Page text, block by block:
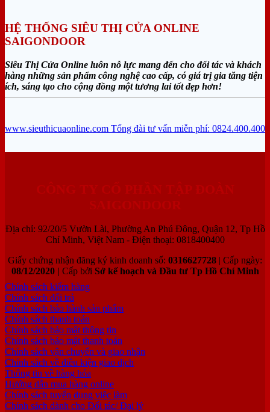
HỆ THỐNG SIÊU THỊ CỬA ONLINE
SAIGONDOOR
Siêu Thị Cửa Online luôn nỗ lực mang đến cho đối tác và khách
hàng những sản phẩm công nghệ cao cấp, có giá trị gia tăng tiện
ích, sáng tạo cho cộng đồng một tương lai tốt đẹp hơn!
www.sieuthicuaonline.com Tổng đài tư vấn miễn phí: 0824.400.400
Địa chỉ: 92/20/5 Vườn Lài, Phường An Phú Đông, Quận 12, Tp Hồ
Chí Minh, Việt Nam - Điện thoại: 0818400400
Giấy chứng nhận đăng ký kinh doanh số: 0316627728 | Cấp ngày:
08/12/2020 |
Cấp bởi Sở kế hoạch và Đầu tư Tp Hồ Chí Minh
Chính sách kiểm hàng
Chính sách đổi trả
Chính sách bảo hành sản phẩm
Chính sách thanh toán
Chính sách bảo mật thông tin
Chính sách bảo mật thanh toán
Chính sách vận chuyển và giao nhận
Chính sách về điều kiện giao dịch
Thông tin về hàng hóa
Hướng dẫn mua hàng online
Chính sách tuyển dụng việc làm
Chính sách dành cho Đối tác/ Đại lý